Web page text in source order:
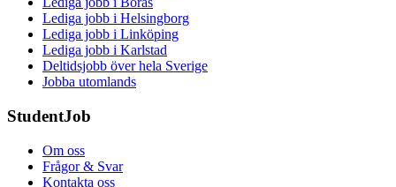
Lediga jobb i Helsingborg
Lediga jobb i Linköping
Lediga jobb i Karlstad
Deltidsjobb över hela Sverige
Jobba utomlands
StudentJob
Om oss
Frågor & Svar
Kontakta oss